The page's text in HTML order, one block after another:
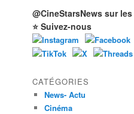
@CineStarsNews sur
⭐ Suivez-nous
CATÉGORIES
News- Actu
Cinéma